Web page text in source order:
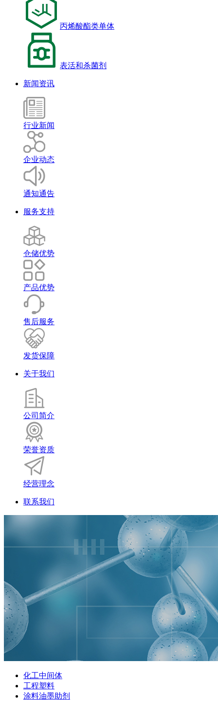
丙烯酸酯类单体
表活和杀菌剂
新闻资讯
行业新闻
企业动态
通知通告
服务支持
仓储优势
产品优势
售后服务
发货保障
关于我们
公司简介
荣誉资质
经营理念
联系我们
化工中间体
工程塑料
涂料油墨助剂